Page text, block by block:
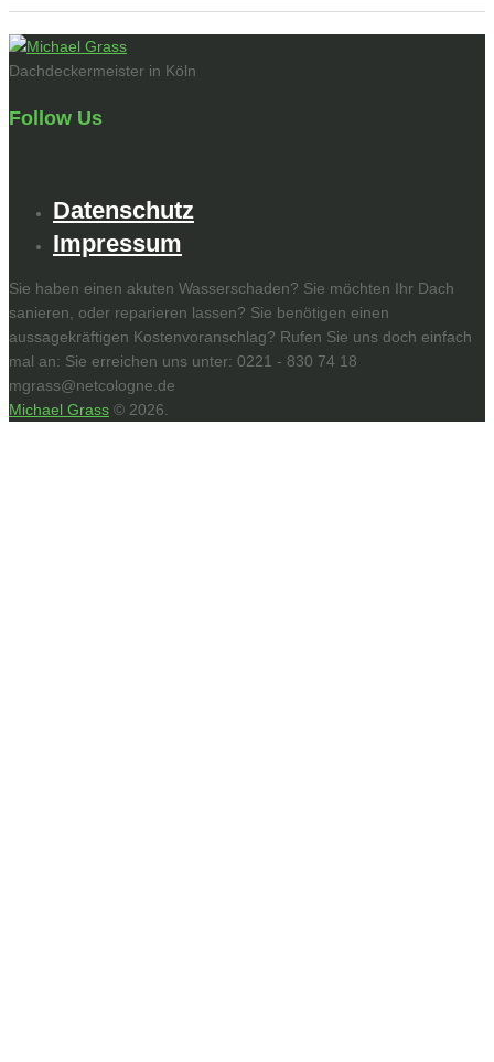
Dachdeckermeister in Köln
Follow Us
Datenschutz
Impressum
Sie haben einen akuten Wasserschaden? Sie möchten Ihr Dach
sanieren, oder reparieren lassen? Sie benötigen einen
aussagekräftigen Kostenvoranschlag? Rufen Sie uns doch einfach
mal an: Sie erreichen uns unter: 0221 - 830 74 18
mgrass@netcologne.de
Michael Grass © 2026.